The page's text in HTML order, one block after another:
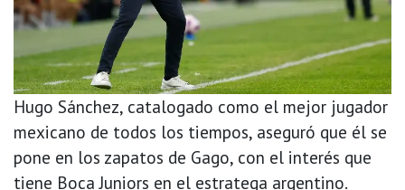
Hugo Sánchez, catalogado como el mejor jugador
mexicano de todos los tiempos, aseguró que él se
pone en los zapatos de Gago, con el interés que
tiene Boca Juniors en el estratega argentino.